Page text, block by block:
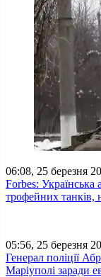
06:08, 25 березня
Forbes: Українська
трофейних танків,
05:56, 25 березня
Генерал поліції
Маріуполі заради